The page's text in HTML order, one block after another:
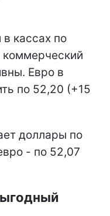
кассах по
коммерческий
Евро в
по 52,20 (+15
доллары по
- по 52,07